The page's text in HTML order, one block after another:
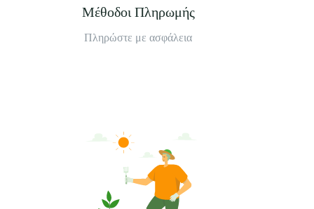
Μέθοδοι Πληρωμής
Πληρώστε με ασφάλεια